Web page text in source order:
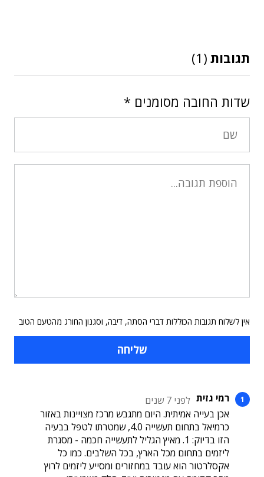
תגובות (1)
שדות החובה מסומנים *
אין לשלוח תגובות הכוללות דברי הסתה, דיבה, וסגנון החורג מהטעם הטוב
רמי גזית לפני 7 שנים
אכן בעייה אמיתית. היום מתגבש מרכז מצויינות באזור
כרמיאל בתחום תעשייה 4.0, שמטרתו לטפל בבעיה
הזו בדיוק: 1. מאיץ הגליל לתעשייה חכמה - מסגרת
ליזמים בתחום מכל הארץ, בכל השלבים. כמו כל
אקסלרטור הוא עובד במחזורים ומסייע ליזמים לרוץ